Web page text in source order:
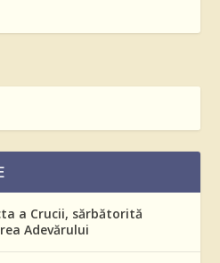
a Crucii, sărbătorită
Adevărului